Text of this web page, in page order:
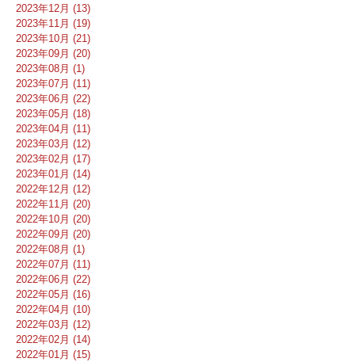
2023年12月 (13)
2023年11月 (19)
2023年10月 (21)
2023年09月 (20)
2023年08月 (1)
2023年07月 (11)
2023年06月 (22)
2023年05月 (18)
2023年04月 (11)
2023年03月 (12)
2023年02月 (17)
2023年01月 (14)
2022年12月 (12)
2022年11月 (20)
2022年10月 (20)
2022年09月 (20)
2022年08月 (1)
2022年07月 (11)
2022年06月 (22)
2022年05月 (16)
2022年04月 (10)
2022年03月 (12)
2022年02月 (14)
2022年01月 (15)